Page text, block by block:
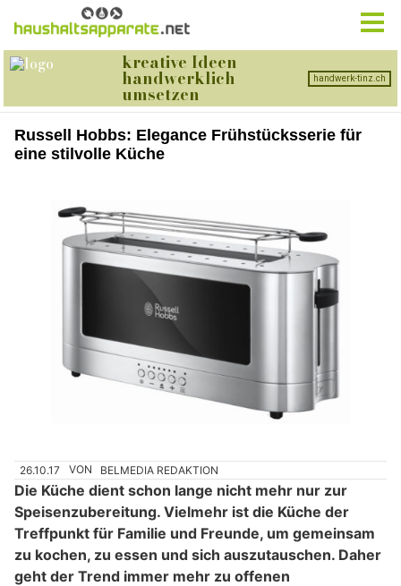
Russell Hobbs: Elegance Frühstücksserie für
eine stilvolle Küche
26.10.17 VON BELMEDIA REDAKTION
Die Küche dient schon lange nicht mehr nur zur
Speisenzubereitung. Vielmehr ist die Küche der
Treffpunkt für Familie und Freunde, um gemeinsam
zu kochen, zu essen und sich auszutauschen. Daher
geht der Trend immer mehr zu offenen